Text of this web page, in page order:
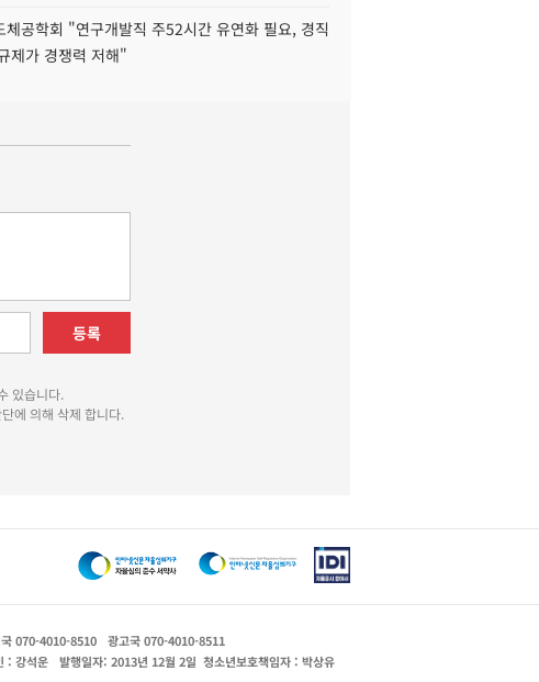
체공학회 "연구개발직 주52시간 유연화 필요, 경직
제가 경쟁력 저해"
등록
있습니다.
에 의해 삭제 합니다.
070-4010-8510
광고국 070-4010-8511
: 강석운 발행일자: 2013년 12월 2일 청소년보호책임자 : 박상유